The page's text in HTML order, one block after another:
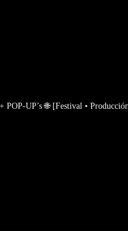
POP-UP’s 🌐[Festival •